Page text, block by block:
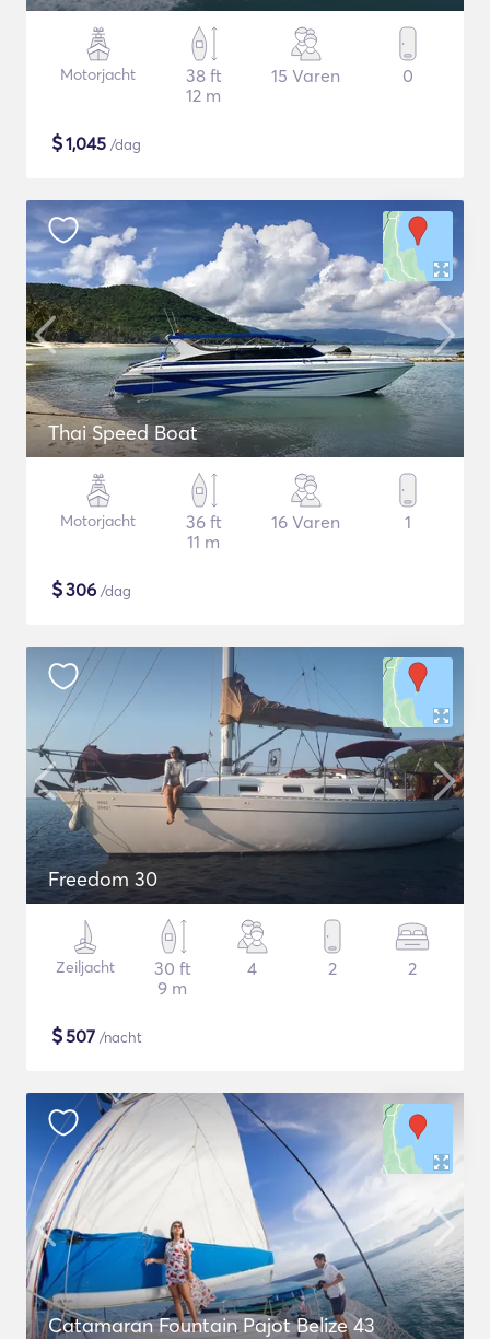
Motorjacht
38 ft
12 m
15 Varen 0
$1,045 /dag
Thai Speed Boat
Motorjacht
36 ft
11 m
16 Varen 1
$306 /dag
Freedom 30
Zeiljacht
30 ft
9 m
4 2 2
$507 /nacht
Catamaran Fountain Pajot Belize 43